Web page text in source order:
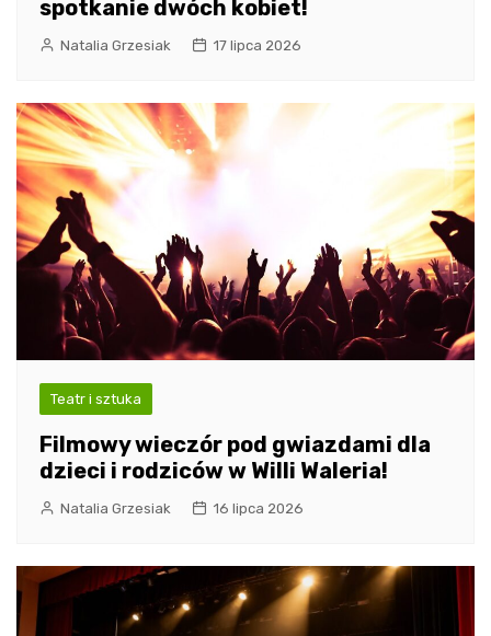
spotkanie dwóch kobiet!
Natalia Grzesiak 17 lipca 2026
Teatr i sztuka
Filmowy wieczór pod gwiazdami dla
dzieci i rodziców w Willi Waleria!
Natalia Grzesiak 16 lipca 2026